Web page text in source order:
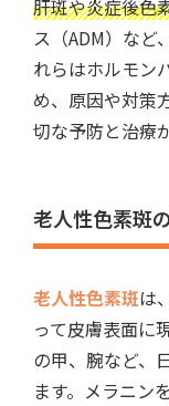
肝斑や炎症後色
ス（ADM）など
れらはホルモン
め、原因や対策
切な予防と治療
老人性色素斑
老人性色素斑は
って皮膚表面に
の甲、腕など、
ます。 メラニン